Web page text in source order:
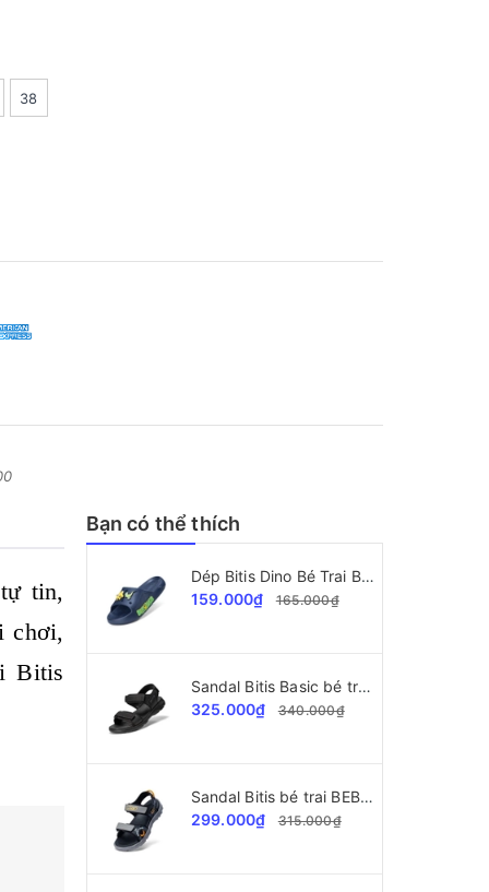
38
tin,
chơi,
Bitis
Bạn có thể thích
Dép Bitis Dino Bé Trai BEB008700
159.000₫
165.000₫
Sandal Bitis Basic bé trai BEB008000
325.000₫
340.000₫
Sandal Bitis bé trai BEB005900
299.000₫
315.000₫